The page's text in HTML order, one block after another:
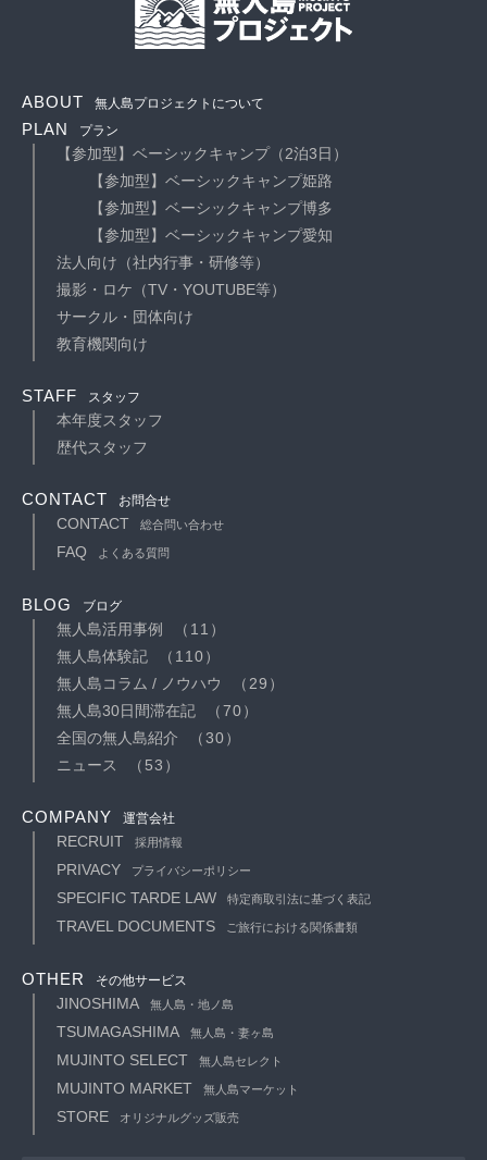
ABOUT 無人島プロジェクトについて
PLAN プラン
【参加型】ベーシックキャンプ（2泊3日）
【参加型】ベーシックキャンプ姫路
【参加型】ベーシックキャンプ博多
【参加型】ベーシックキャンプ愛知
法人向け（社内行事・研修等）
撮影・ロケ（TV・YOUTUBE等）
サークル・団体向け
教育機関向け
STAFF スタッフ
本年度スタッフ
歴代スタッフ
CONTACT お問合せ
CONTACT 総合問い合わせ
FAQ よくある質問
BLOG ブログ
無人島活用事例
（11）
無人島体験記
（110）
無人島コラム / ノウハウ
（29）
無人島30日間滞在記
（70）
全国の無人島紹介
（30）
ニュース
（53）
COMPANY 運営会社
RECRUIT 採用情報
PRIVACY プライバシーポリシー
SPECIFIC TARDE LAW 特定商取引法に基づく表記
TRAVEL DOCUMENTS ご旅行における関係書類
OTHER その他サービス
JINOSHIMA 無人島・地ノ島
TSUMAGASHIMA 無人島・妻ヶ島
MUJINTO SELECT 無人島セレクト
MUJINTO MARKET 無人島マーケット
STORE オリジナルグッズ販売